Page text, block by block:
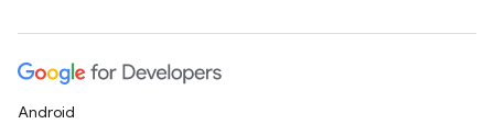
Android